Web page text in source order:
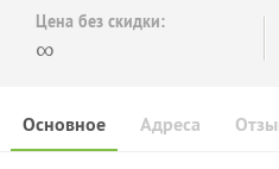
Цена без скидки:
∞
Основное Адреса